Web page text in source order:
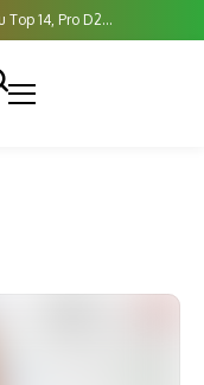
14, Pro D2...